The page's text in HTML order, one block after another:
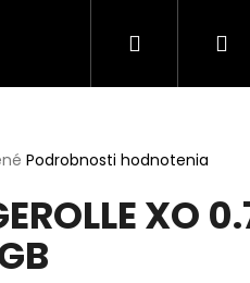
Doprava a platbyHľadať
Podrobnosti hodnotenia
XO